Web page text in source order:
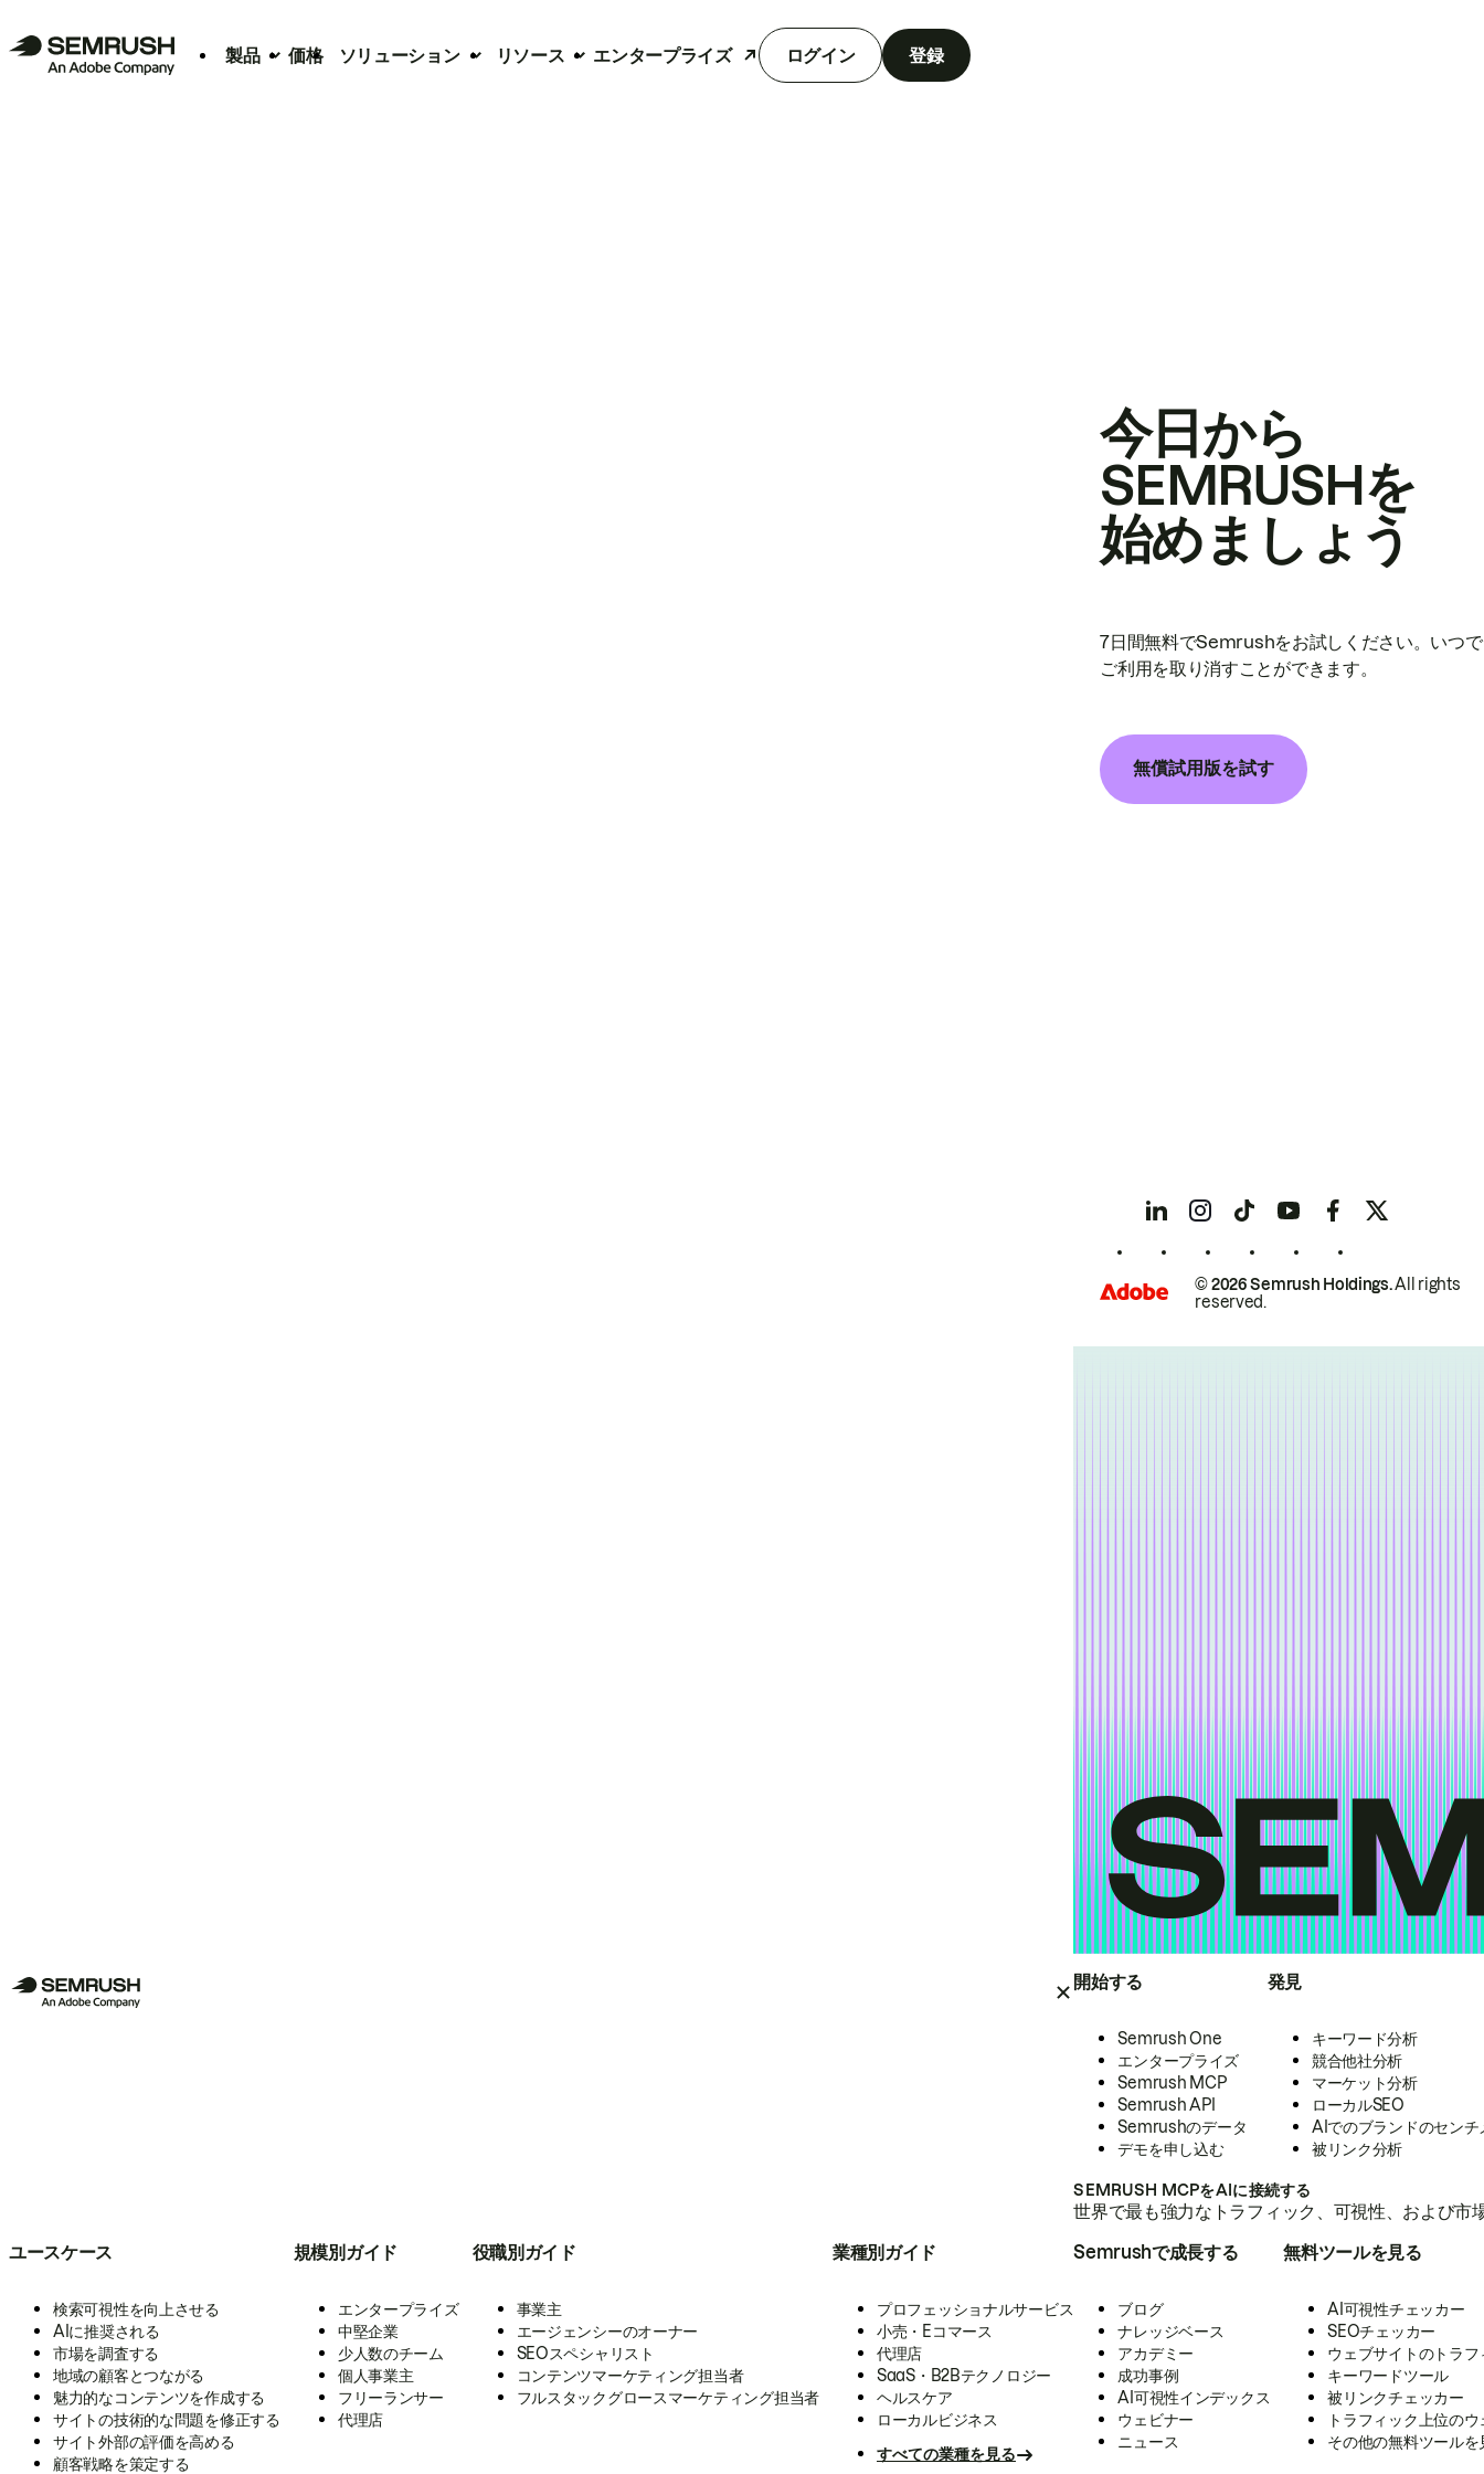
製品 価格 ソリューション リソース エンタープライズ ログイン 登録
開始する
Semrush One
エンタープライズ
Semrush MCP
Semrush API
Semrushのデータ
デモを申し込む
発見
キーワード分析
競合他社分析
マーケット分析
ローカルSEO
AIでのブランドのセンチ
被リンク分析
SEMRUSH MCPをAIに接続する
世界で最も強力なトラフィック、可視性、および
ユースケース
検索可視性を向上させる
AIに推奨される
市場を調査する
地域の顧客とつながる
魅力的なコンテンツを作成する
サイトの技術的な問題を修正する
サイト外部の評価を高める
顧客戦略を策定する
規模別ガイド
エンタープライズ
中堅企業
少人数のチーム
個人事業主
フリーランサー
代理店
役職別ガイド
事業主
エージェンシーのオーナー
SEOスペシャリスト
コンテンツマーケティング担当者
フルスタックグロースマーケティング担当者
業種別ガイド
プロフェッショナルサービス
小売・Eコマース
代理店
SaaS・B2Bテクノロジー
ヘルスケア
ローカルビジネス
すべての業種を見る
Semrushで成長する
ブログ
ナレッジベース
アカデミー
成功事例
AI可視性インデックス
ウェビナー
ニュース
無料ツールを見る
AI可視性チェッカー
SEOチェッカー
ウェブサイトのトラ
キーワードツール
被リンクチェッカー
トラフィック上位の
その他の無料ツールを
今日から
SEMRUSHを
始めましょう
7日間無料でSemrushをお試しください。いつ
ご利用を取り消すことができます。
無償試用版を試す
© 2026 Semrush Holdings.All rights
reserved.